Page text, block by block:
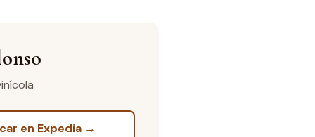
conveniente para explorar la región vinícola de
Querétaro. Con una calificación de 4.3 sobre 426
reseñas en Google, algunos visitantes destacan su
preocupaciones recurrentes sobre la limpieza y la
atención al detalle.
en Expedia →